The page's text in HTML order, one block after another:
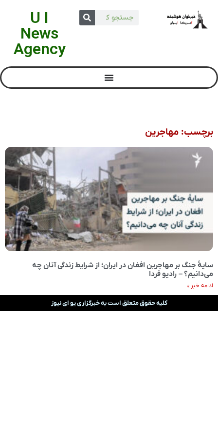
U I
News
Agency
برچسب: مهاجرین
سایۀ جنگ بر مهاجرین افغان در ایران؛ از شرایط زندگی آنان چه
می‌دانیم؟ – رادیو فردا
ادامه خبر »
کلیه حقوق متعلق است به خبرگزاری یو ای نیوز